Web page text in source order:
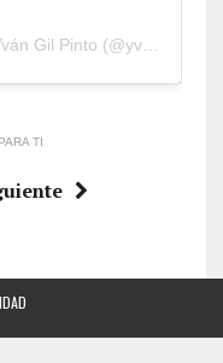
Una publicación compartida por Yván Gil Pinto (@yvan.gilpinto)
TI